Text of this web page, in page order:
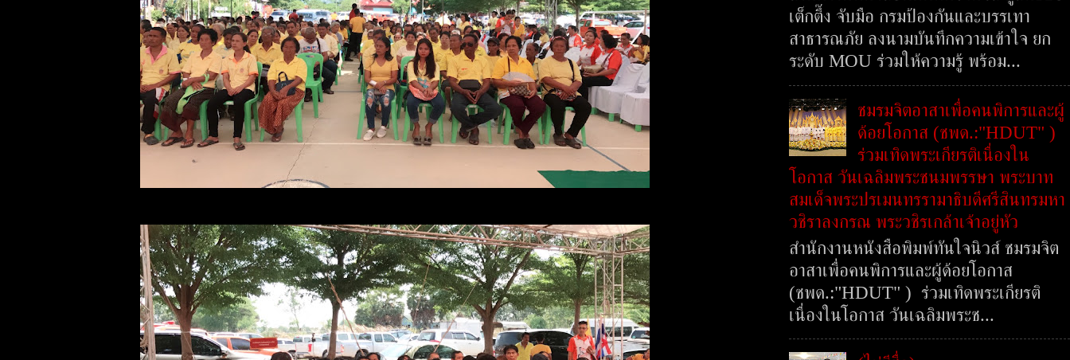
เต็กตึ๊ง จับมือ กรมป้องกันและบรรเทา
สาธารณภัย ลงนามบันทึกความเข้าใจ ยก
ระดับ MOU ร่วมให้ความรู้ พร้อม...
ชมรมจิตอาสาเพื่อคนพิการและผู้
ด้อยโอกาส (ชพด.:"HDUT" )
ร่วมเทิดพระเกียรติเนื่องใน
โอกาส วันเฉลิมพระชนมพรรษา พระบาท
สมเด็จพระปรเมนทรรามาธิบดีศรีสินทรมหา
วชิราลงกรณ พระวชิรเกล้าเจ้าอยู่หัว
สำนักงานหนังสือพิมพ์ทันใจนิวส์ ชมรมจิต
อาสาเพื่อคนพิการและผู้ด้อยโอกาส
(ชพด.:"HDUT" ) ร่วมเทิดพระเกียรติ
เนื่องในโอกาส วันเฉลิมพระช...